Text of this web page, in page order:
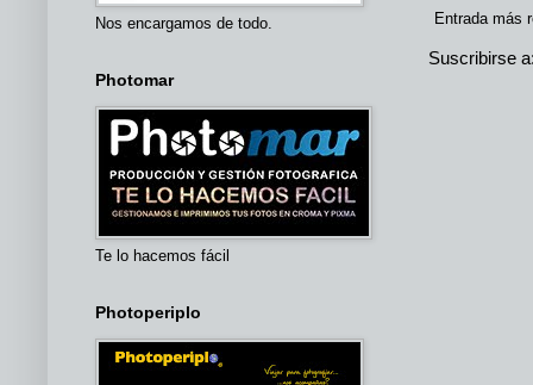
Entrada más
Suscribirse
Nos encargamos de todo.
Photomar
Te lo hacemos fácil
Photoperiplo